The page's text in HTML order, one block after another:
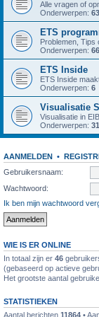
Alle vragen of
Onderwerpen:
ETS
Problemen, Tips
Onderwerpen:
ETS Inside
ETS Inside
Onderwerpen: 6
Visualisatie
Visualisatie in
Onderwerpen:
AANMELDEN •
Gebruikersnaam:
Wachtwoord:
Ik ben mijn wachtwoord
WIE IS ER ONLINE
In totaal zijn er 46
(gebaseerd op actieve
Het grootste aantal
STATISTIEKEN
Aantal berichten 11864 •